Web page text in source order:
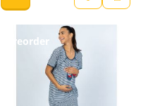
Preorder